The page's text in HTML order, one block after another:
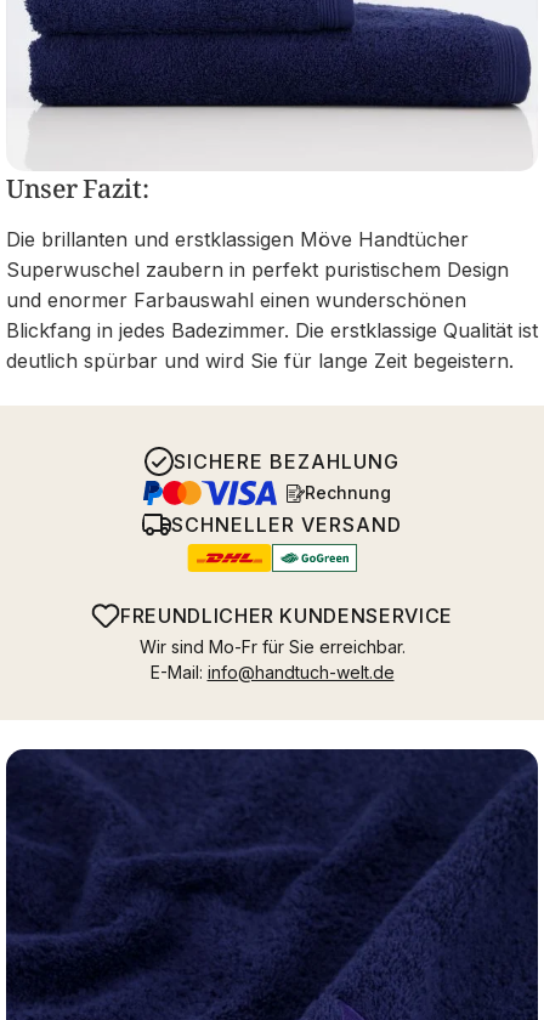
Unser Fazit:
Die brillanten und erstklassigen Möve Handtücher
Superwuschel zaubern in perfekt puristischem Design
und enormer Farbauswahl einen wunderschönen
Blickfang in jedes Badezimmer. Die erstklassige Qualität ist
deutlich spürbar und wird Sie für lange Zeit begeistern.
SICHERE BEZAHLUNG
Rechnung
SCHNELLER VERSAND
FREUNDLICHER KUNDENSERVICE
Wir sind Mo-Fr für Sie erreichbar.
E-Mail: info@handtuch-welt.de